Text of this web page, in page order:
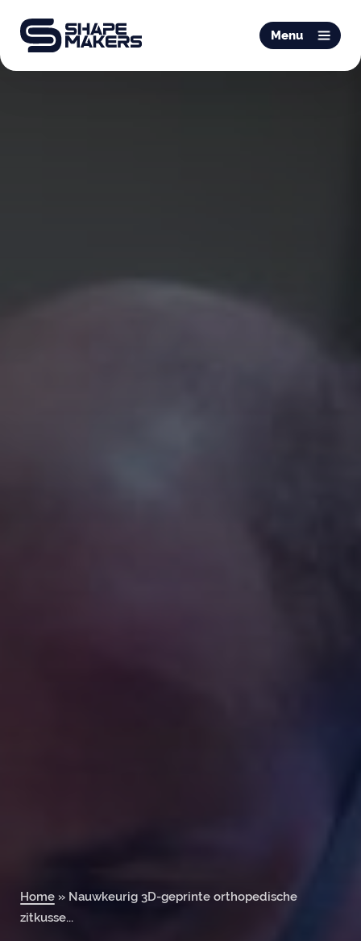
O & P
Mobiliteit
Menu
Home » Nauwkeurig 3D-geprinte orthopedische
zitkusse...